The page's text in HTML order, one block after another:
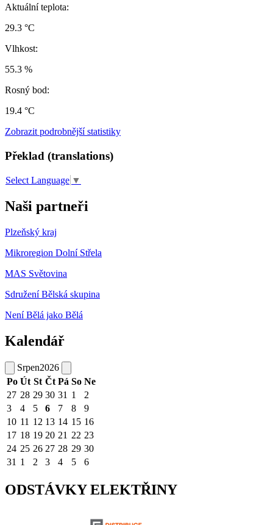
Aktuální teplota:
29.3 °C
Vlhkost:
55.3 %
Rosný bod:
19.4 °C
Zobrazit podrobnější statistiky
Překlad (translations)
Select Language ▼
Naši partneři
Plzeňský kraj
Mikroregion Dolní Střela
MAS Světovina
Sdružení Bělská skupina
Není Bělá jako Bělá
Kalendář
Srpen2026
Po Út St Čt Pá So Ne
27 28 29 30 31 1
2
3
4 5 6 7 8
9
10 11 12 13 14 15 16
17 18 19 20 21 22 23
24 25 26 27 28 29 30
31 1 2 3 4 5 6
ODSTÁVKY ELEKTŘINY